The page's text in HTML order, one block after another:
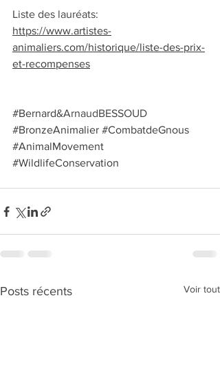
Liste des lauréats:
https://www.artistes-
animaliers.com/historique/liste-des-prix-
et-recompenses
#Bernard&ArnaudBESSOUD
#BronzeAnimalier #CombatdeGnous
#AnimalMovement
#WildlifeConservation
Posts récents Voir tout